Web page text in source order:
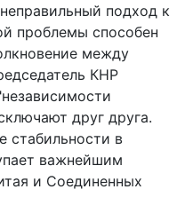
подход к
проблемы способен
между
КНР
друг друга.
стабильности в
важнейшим
и Соединенных